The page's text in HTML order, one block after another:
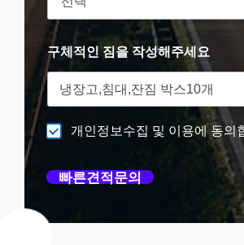
구체적인 짐을 작성해주세요
개인정보수집 및 이용에 동의
빠른견적문의